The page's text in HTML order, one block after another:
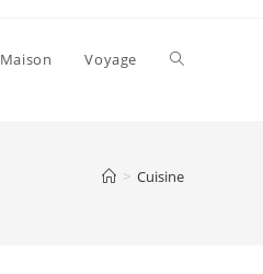
Maison Voyage Toggle
> Cuisine